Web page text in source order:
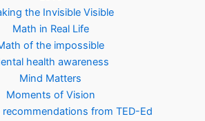
the Invisible Visible
Math in Real Life
of the impossible
health awareness
Mind Matters
Moments of Vision
from TED-Ed